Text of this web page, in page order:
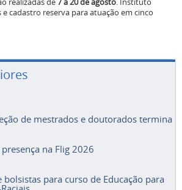
realizadas de7 a 20 de agosto. Instituto
cadastro reserva para atuação em cinco
de mestrados e doutorados termina
na Flig 2026
bolsistas para curso de Educação para